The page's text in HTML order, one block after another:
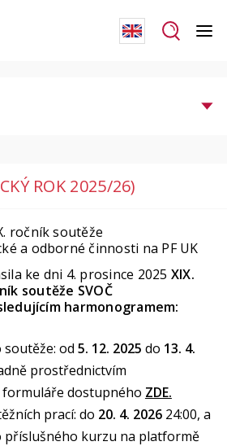
ROK 2025/26)
ročník soutěže
a odborné činnosti na PF UK
ke dni 4. prosince 2025 XIX.
soutěže SVOČ
harmonogramem:
od 5. 12. 2025 do 13. 4.
prostřednictvím
dostupného ZDE.
prací: do 20. 4. 202624:00, a
příslušného kurzu na platformě